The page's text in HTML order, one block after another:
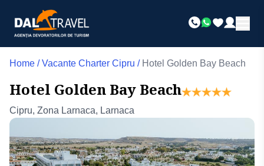
Home / Vacante Charter Cipru / Hotel Golden Bay Beach
Hotel Golden Bay Beach
Cipru, Zona Larnaca, Larnaca